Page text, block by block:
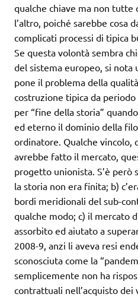
qualche chiave ma non tutte
l’altro, poiché sarebbe cosa
complicati processi di tipica
Se questa volontà sembra
del sistema europeo, si nota
pone il problema della
costruzione tipica da
per “fine della storia”
ed eterno il dominio della
ordinatore. Qualche vincolo,
avrebbe fatto il mercato,
progetto unionista. S’è però
la storia non era finita; b)
bordi meridionali del sub-
qualche modo; c) il mercato
assorbito ed aiutato a
2008-9, anzi li aveva resi
sconosciuta come la
semplicemente non ha
contrattuali nell’acquisto dei